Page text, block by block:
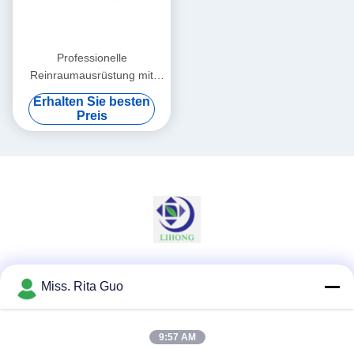
Professionelle
Reinraumausrüstung mit
Filterwirksamkeit ≥ 99,99%
0,3 μm und
Abflussgeschwindigkeit 0,35
Erhalten Sie besten
Preis
Miss. Rita Guo
9:57 AM